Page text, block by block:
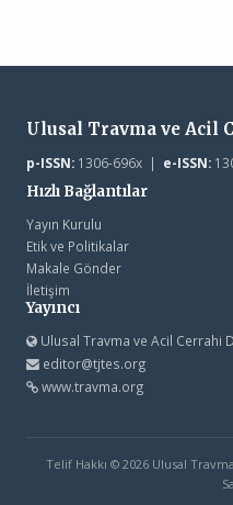
Ulusal Travma ve Acil
p-ISSN:1306-696x | e-ISSN:
Hızlı Bağlantılar
Yayın Kurulu
Etik ve Politikalar
Makale Gönder
İletişim
Yayıncı
Ulusal Travma ve Acil Cerrahi
editor@tjtes.org
www.travma.org
Telif Hakkı © 2026 Ulusal